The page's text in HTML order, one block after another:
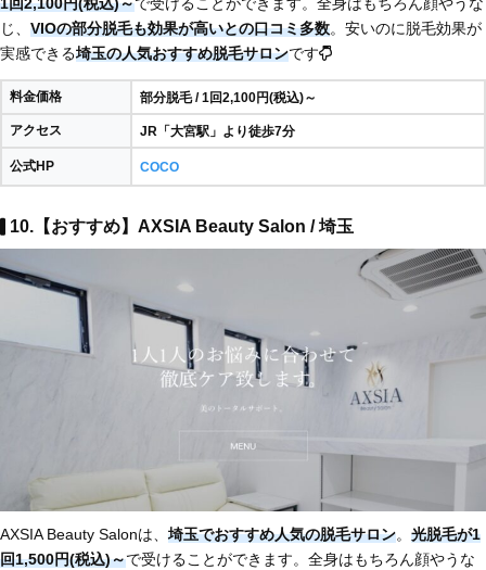
じ、 VIOの部分脱毛も効果が高いとの口コミ多数。安いのに脱毛効果が
実感できる埼玉の人気おすすめ脱毛サロンです
料金価格 部分脱毛 / 1回2,100円(税込)～
アクセス JR「大宮駅」より徒歩7分
公式HP COCO
10.【おすすめ】AXSIA Beauty Salon / 埼玉
AXSIA Beauty Salonは、 埼玉でおすすめ人気の脱毛サロン。 光脱毛が1
回1,500円(税込)～で受けることができます。全身はもちろん顔やうな